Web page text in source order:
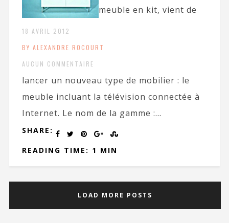
18 AVRIL 2012
BY ALEXANDRE ROCOURT
AUCUN COMMENTAIRE
meuble en kit, vient de
lancer un nouveau type de mobilier : le
meuble incluant la télévision connectée à
Internet. Le nom de la gamme :...
SHARE:
READING TIME: 1 MIN
LOAD MORE POSTS